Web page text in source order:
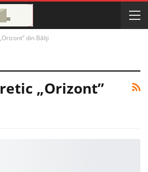
din Bălți
„Orizont”